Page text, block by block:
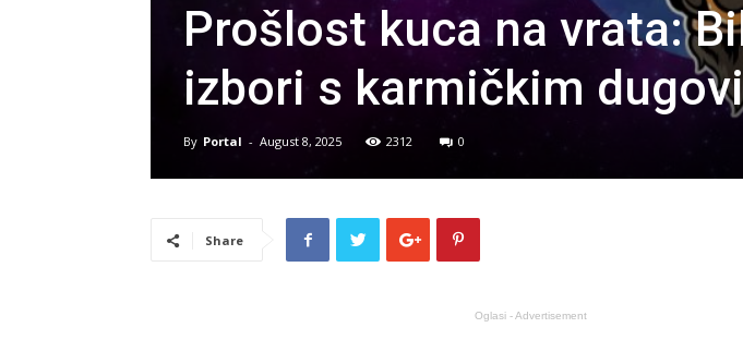
Prošlost kuca na vrata:
izbori s karmičkim
By Portal - August 8, 2025 2312 0
Share
Oglasi - Advertisement